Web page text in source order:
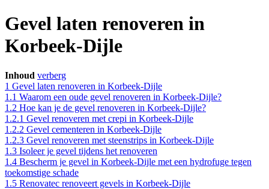
Gevel laten renoveren in
Korbeek-Dijle
Inhoud verberg
1 Gevel laten renoveren in Korbeek-Dijle
1.1 Waarom een oude gevel renoveren in Korbeek-Dijle?
1.2 Hoe kan je de gevel renoveren in Korbeek-Dijle?
1.2.1 Gevel renoveren met crepi in Korbeek-Dijle
1.2.2 Gevel cementeren in Korbeek-Dijle
1.2.3 Gevel renoveren met steenstrips in Korbeek-Dijle
1.3 Isoleer je gevel tijdens het renoveren
1.4 Bescherm je gevel in Korbeek-Dijle met een hydrofuge tegen
toekomstige schade
1.5 Renovatec renoveert gevels in Korbeek-Dijle